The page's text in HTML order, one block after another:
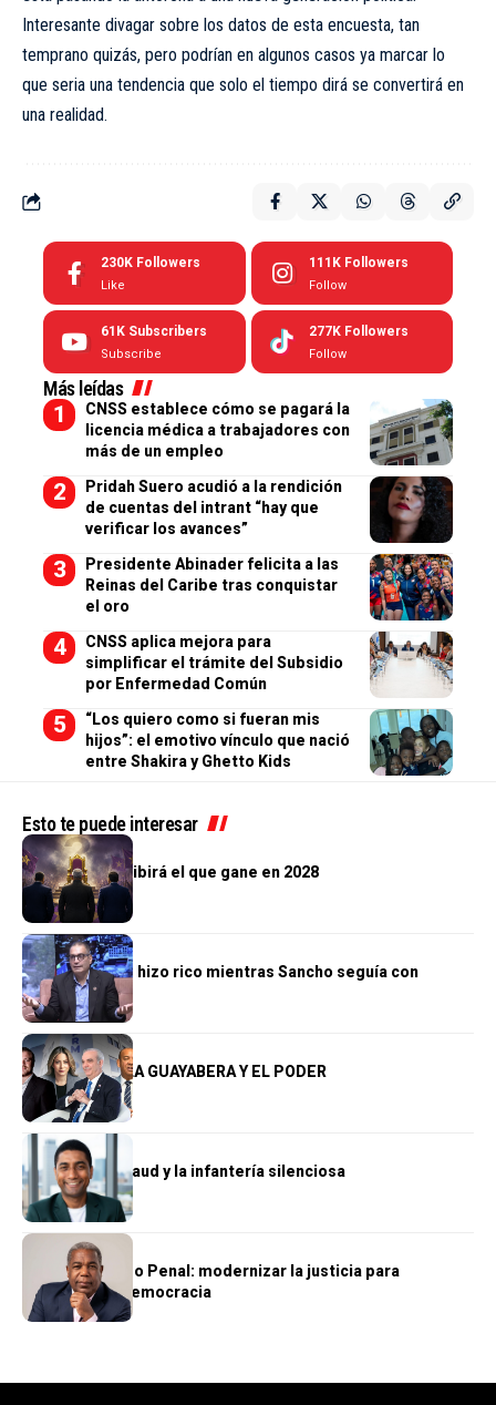
Interesante divagar sobre los datos de esta encuesta, tan
temprano quizás, pero podrían en algunos casos ya marcar lo
que seria una tendencia que solo el tiempo dirá se convertirá en
una realidad.
230K Followers
Like
111K Followers
Follow
61K Subscribers
Subscribe
277K Followers
Follow
Más leídas
CNSS establece cómo se pagará la
licencia médica a trabajadores con
más de un empleo
Pridah Suero acudió a la rendición
de cuentas del intrant “hay que
verificar los avances”
Presidente Abinader felicita a las
Reinas del Caribe tras conquistar
el oro
CNSS aplica mejora para
simplificar el trámite del Subsidio
por Enfermedad Común
“Los quiero como si fueran mis
hijos”: el emotivo vínculo que nació
entre Shakira y Ghetto Kids
Esto te puede interesar
OPINIÓN
El país que recibirá el que gane en 2028
OPINIÓN
El reino que se hizo rico mientras Sancho seguía con
hambre
OPINIÓN
LA PLANCHA, LA GUAYABERA Y EL PODER
OPINIÓN
Wellington Arnaud y la infantería silenciosa
OPINIÓN
El nuevo Código Penal: modernizar la justicia para
fortalecer la democracia